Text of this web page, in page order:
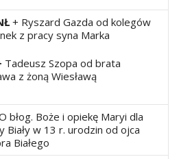
+ Ryszard Gazda od kolegów
z pracy syna Marka
Tadeusz Szopa od brata
z żoną Wiesławą
błog. Boże i opiekę Maryi dla
Biały w 13 r. urodzin od ojca
Białego